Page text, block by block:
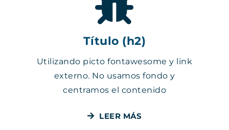
Título (h2)
Utilizando picto fontawesome y link
externo. No usamos fondo y
centramos el contenido
LEER MÁS